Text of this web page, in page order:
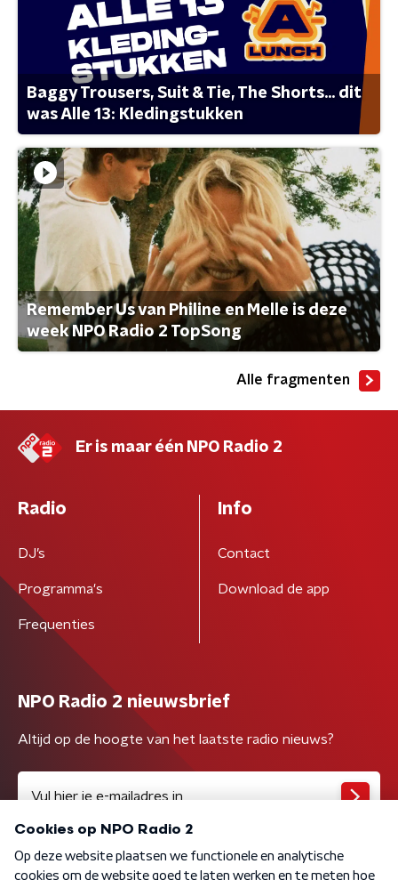
Baggy Trousers, Suit & Tie, The Shorts... dit
was Alle 13: Kledingstukken
Remember Us van Philine en Melle is deze
week NPO Radio 2 TopSong
Alle fragmenten
Er is maar één NPO Radio 2
Radio
DJ’s
Programma's
Frequenties
Info
Contact
Download de app
NPO Radio 2 nieuwsbrief
Altijd op de hoogte van het laatste radio nieuws?